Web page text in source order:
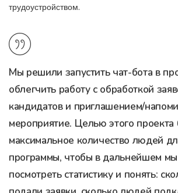
трудоустройством.
Мы решили запустить чат-бота в
облегчить работу с обработкой
кандидатов и приглашением/
мероприятие. Целью этого проекта
максимальное количество людей
программы, чтобы в дальнейшем
посмотреть статистику и понять: